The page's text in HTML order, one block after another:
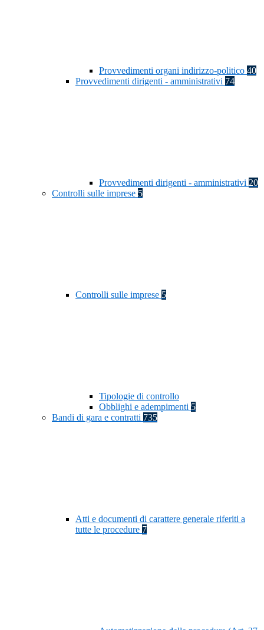
Provvedimenti organi indirizzo-politico 40
Provvedimenti dirigenti - amministrativi 74
Provvedimenti dirigenti - amministrativi 20
Controlli sulle imprese 5
Controlli sulle imprese 5
Tipologie di controllo
Obblighi e adempimenti 5
Bandi di gara e contratti 735
Atti e documenti di carattere generale riferiti a
tutte le procedure 7